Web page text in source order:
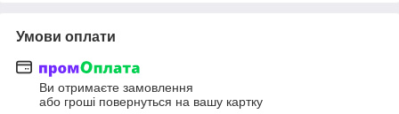
Умови оплати
Ви отримаєте замовлення
або гроші повернуться на вашу картку